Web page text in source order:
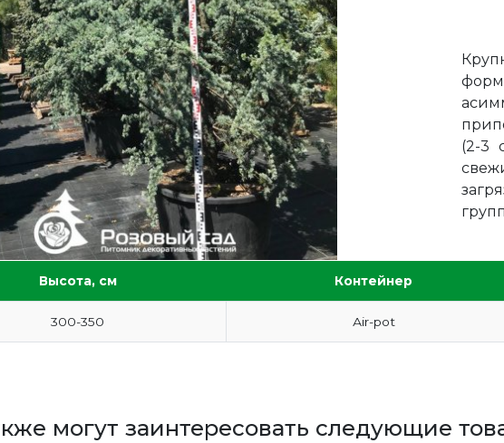
(2-3
Высота, см Контейнер
300-350 Аir-pot
могут заинтересовать следующие